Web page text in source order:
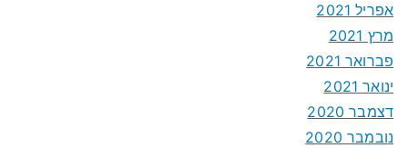
אפריל 2021
מרץ 2021
פברואר 2021
ינואר 2021
דצמבר 2020
נובמבר 2020